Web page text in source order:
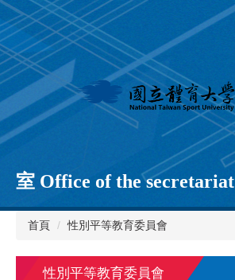
跳
到
主
要
內
容
區
室 Office of the secretariat
首頁 性別平等教育委員會
性別平等教育委員會